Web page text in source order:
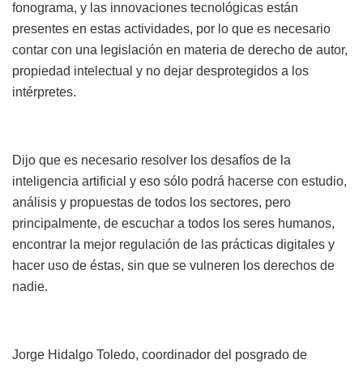
fonograma, y las innovaciones tecnológicas están
presentes en estas actividades, por lo que es necesario
contar con una legislación en materia de derecho de autor,
propiedad intelectual y no dejar desprotegidos a los
intérpretes.
Dijo que es necesario resolver los desafíos de la
inteligencia artificial y eso sólo podrá hacerse con estudio,
análisis y propuestas de todos los sectores, pero
principalmente, de escuchar a todos los seres humanos,
encontrar la mejor regulación de las prácticas digitales y
hacer uso de éstas, sin que se vulneren los derechos de
nadie.
Jorge Hidalgo Toledo, coordinador del posgrado de